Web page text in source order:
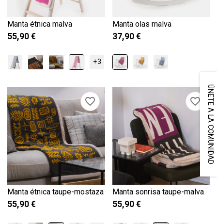
Manta étnica malva
55,90 €
+3
Manta olas malva
37,90 €
Manta étnica taupe-mostaza
55,90 €
favorite_border
Manta sonrisa taupe-malva
55,90 €
favorite_border ÚNETE A LA COMUNIDAD